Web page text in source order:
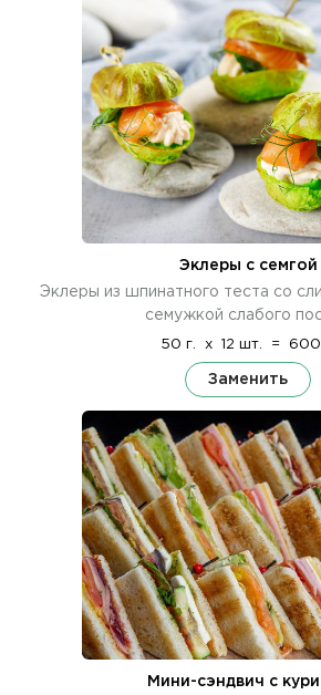
Эклеры с семгой
Эклеры из шпинатного теста со
семужкой слабого
50 г. x 12 шт. = 600
Заменить
Мини-сэндвич с